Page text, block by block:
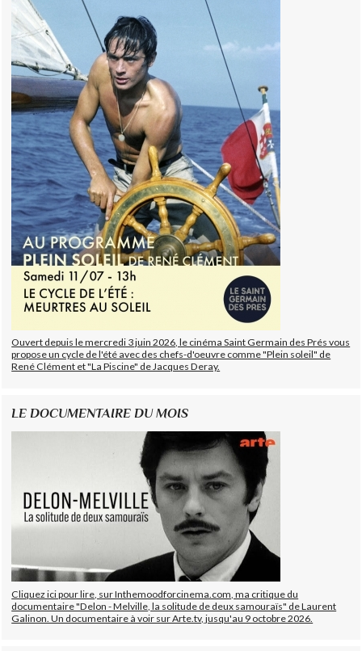
Ouvert depuis le mercredi 3 juin 2026, le cinéma Saint Germain des Prés vous
propose un cycle de l'été avec des chefs-d'oeuvre comme "Plein soleil" de
René Clément et "La Piscine" de Jacques Deray.
LE DOCUMENTAIRE DU MOIS
Cliquez ici pour lire, sur Inthemoodforcinema.com, ma critique du
documentaire "Delon - Melville, la solitude de deux samouraïs" de Laurent
Galinon. Un documentaire à voir sur Arte.tv, jusqu'au 9 octobre 2026.